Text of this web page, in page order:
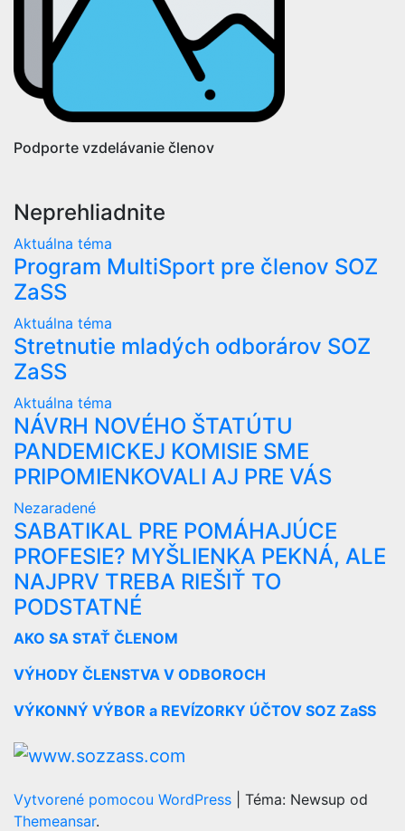
Podporte vzdelávanie členov
Neprehliadnite
Aktuálna téma
Program MultiSport pre členov SOZ
ZaSS
Aktuálna téma
Stretnutie mladých odborárov SOZ
ZaSS
Aktuálna téma
NÁVRH NOVÉHO ŠTATÚTU
PANDEMICKEJ KOMISIE SME
PRIPOMIENKOVALI AJ PRE VÁS
Nezaradené
SABATIKAL PRE POMÁHAJÚCE
PROFESIE? MYŠLIENKA PEKNÁ, ALE
NAJPRV TREBA RIEŠIŤ TO
PODSTATNÉ
AKO SA STAŤ ČLENOM
VÝHODY ČLENSTVA V ODBOROCH
VÝKONNÝ VÝBOR a REVÍZORKY ÚČTOV SOZ ZaSS
Vytvorené pomocou WordPress
Téma: Newsup od
Themeansar.